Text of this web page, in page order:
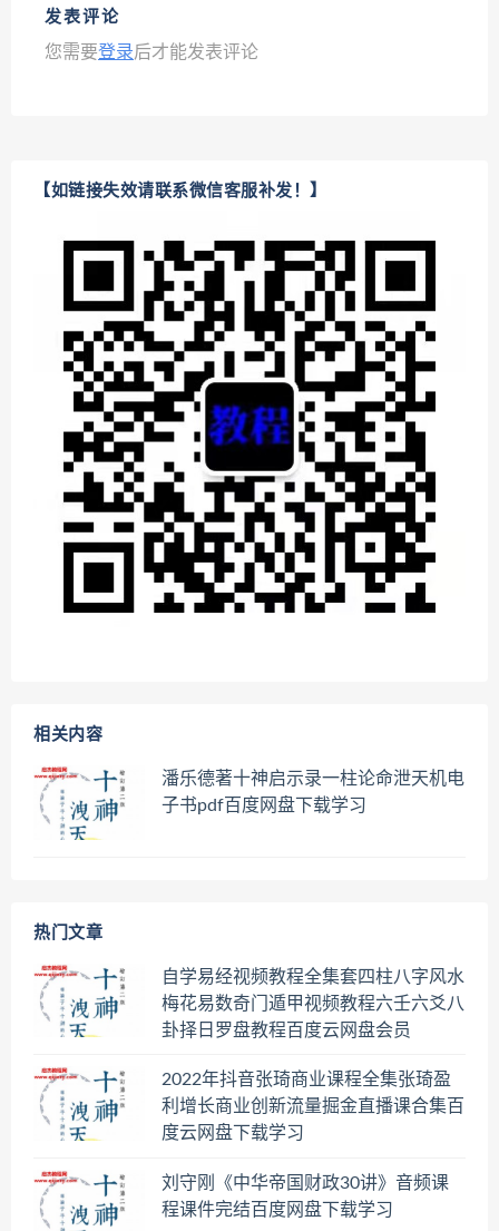
发表评论
您需要登录后才能发表评论
【如链接失效请联系微信客服补发！】
相关内容
潘乐德著十神启示录一柱论命泄天机电
子书pdf百度网盘下载学习
热门文章
自学易经视频教程全集套四柱八字风水
梅花易数奇门遁甲视频教程六壬六爻八
卦择日罗盘教程百度云网盘会员
2022年抖音张琦商业课程全集张琦盈
利增长商业创新流量掘金直播课合集百
度云网盘下载学习
刘守刚《中华帝国财政30讲》音频课
程课件完结百度网盘下载学习